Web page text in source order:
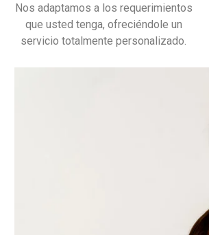
Nos adaptamos a los requerimientos
que usted tenga, ofreciéndole un
servicio totalmente personalizado.